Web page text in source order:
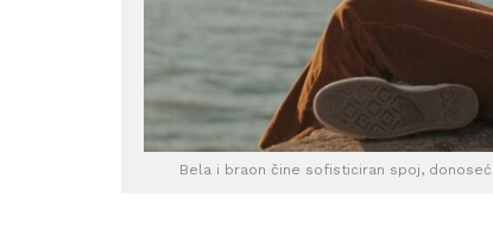
Bela i braon čine sofisticiran spoj,